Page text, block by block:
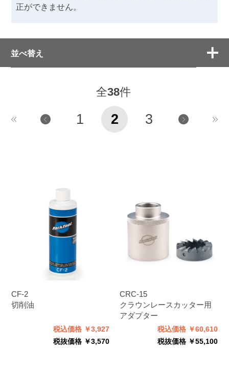
正ができません。
並べ替え
全38件
1 2 3
CF-2
切削油
税込価格 ￥3,927
税抜価格 ￥3,570
CRC-15
クラウンレースカッター用
アダプター
税込価格 ￥60,610
税抜価格 ￥55,100